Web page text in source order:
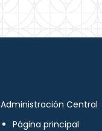
Administración Central
Página principal